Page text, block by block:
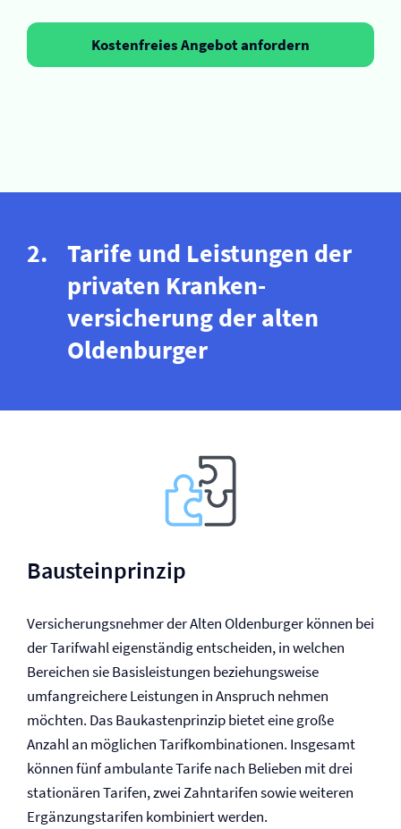
Kostenfreies Angebot anfordern
Tarife und Leistungen der
privaten Kranken­
versicherung der alten
Oldenburger
Bausteinprinzip
Versicherungsnehmer der Alten Oldenburger können bei
der Tarifwahl eigenständig entscheiden, in welchen
Bereichen sie Basisleistungen beziehungsweise
umfangreichere Leistungen in Anspruch nehmen
möchten. Das Baukastenprinzip bietet eine große
Anzahl an möglichen Tarifkombinationen. Insgesamt
können fünf ambulante Tarife nach Belieben mit drei
stationären Tarifen, zwei Zahntarifen sowie weiteren
Ergänzungstarifen kombiniert werden.